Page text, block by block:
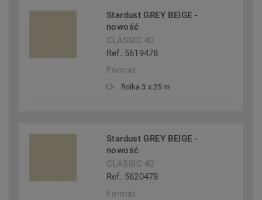
Stardust GREY BEIGE -
nowość
CLASSIC 40
Ref. 5619478
Format
Rolka 3 x 25 m
Stardust GREY BEIGE -
nowość
CLASSIC 40
Ref. 5620478
Format